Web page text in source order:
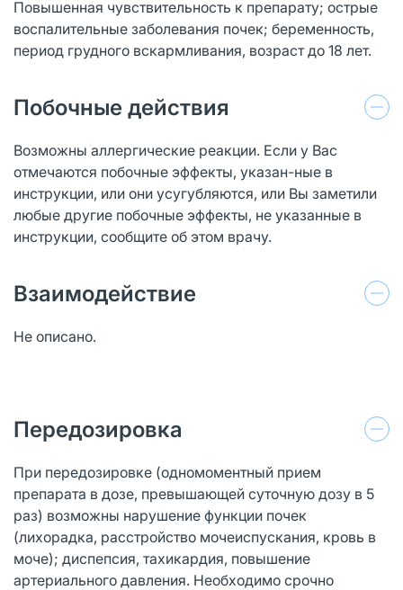
Повышенная чувствительность к препарату; острые
воспалительные заболевания почек; беременность,
период грудного вскармливания, возраст до 18 лет.
Побочные действия
Возможны аллергические реакции. Если у Вас
отмечаются побочные эффекты, указан-ные в
инструкции, или они усугубляются, или Вы заметили
любые другие побочные эффекты, не указанные в
инструкции, сообщите об этом врачу.
Взаимодействие
Не описано.
Передозировка
При передозировке (одномоментный прием
препарата в дозе, превышающей суточную дозу в 5
раз) возможны нарушение функции почек
(лихорадка, расстройство мочеиспускания, кровь в
моче); диспепсия, тахикардия, повышение
артериального давления. Необходимо срочно